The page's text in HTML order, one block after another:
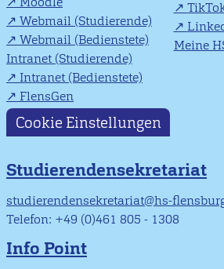
Webmail (Studierende)
Webmail (Bedienstete)
Intranet (Studierende)
Intranet (Bedienstete)
FlensGen
Meine
Cookie Einstellungen
Studierendensekretariat
studierendensekretariat@hs-
Telefon: +49 (0)461 805 - 1308
Info Point